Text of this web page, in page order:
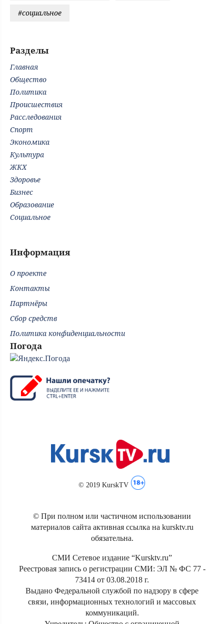
#социальное
Разделы
Главная
Общество
Политика
Происшествия
Расследования
Спорт
Экономика
Культура
ЖКХ
Здоровье
Бизнес
Образование
Социальное
Информация
О проекте
Контакты
Партнёры
Сбор средств
Политика конфиденциальности
Погода
© 2019 KurskTV
© При полном или частичном использовании
материалов сайта активная ссылка на kursktv.ru
обязательна.
СМИ Сетевое издание “Kursktv.ru”
Реестровая запись о регистрации СМИ: ЭЛ № ФС 77 -
73414 от 03.08.2018 г.
Выдано Федеральной службой по надзору в сфере
связи, информационных технологий и массовых
коммуникаций.